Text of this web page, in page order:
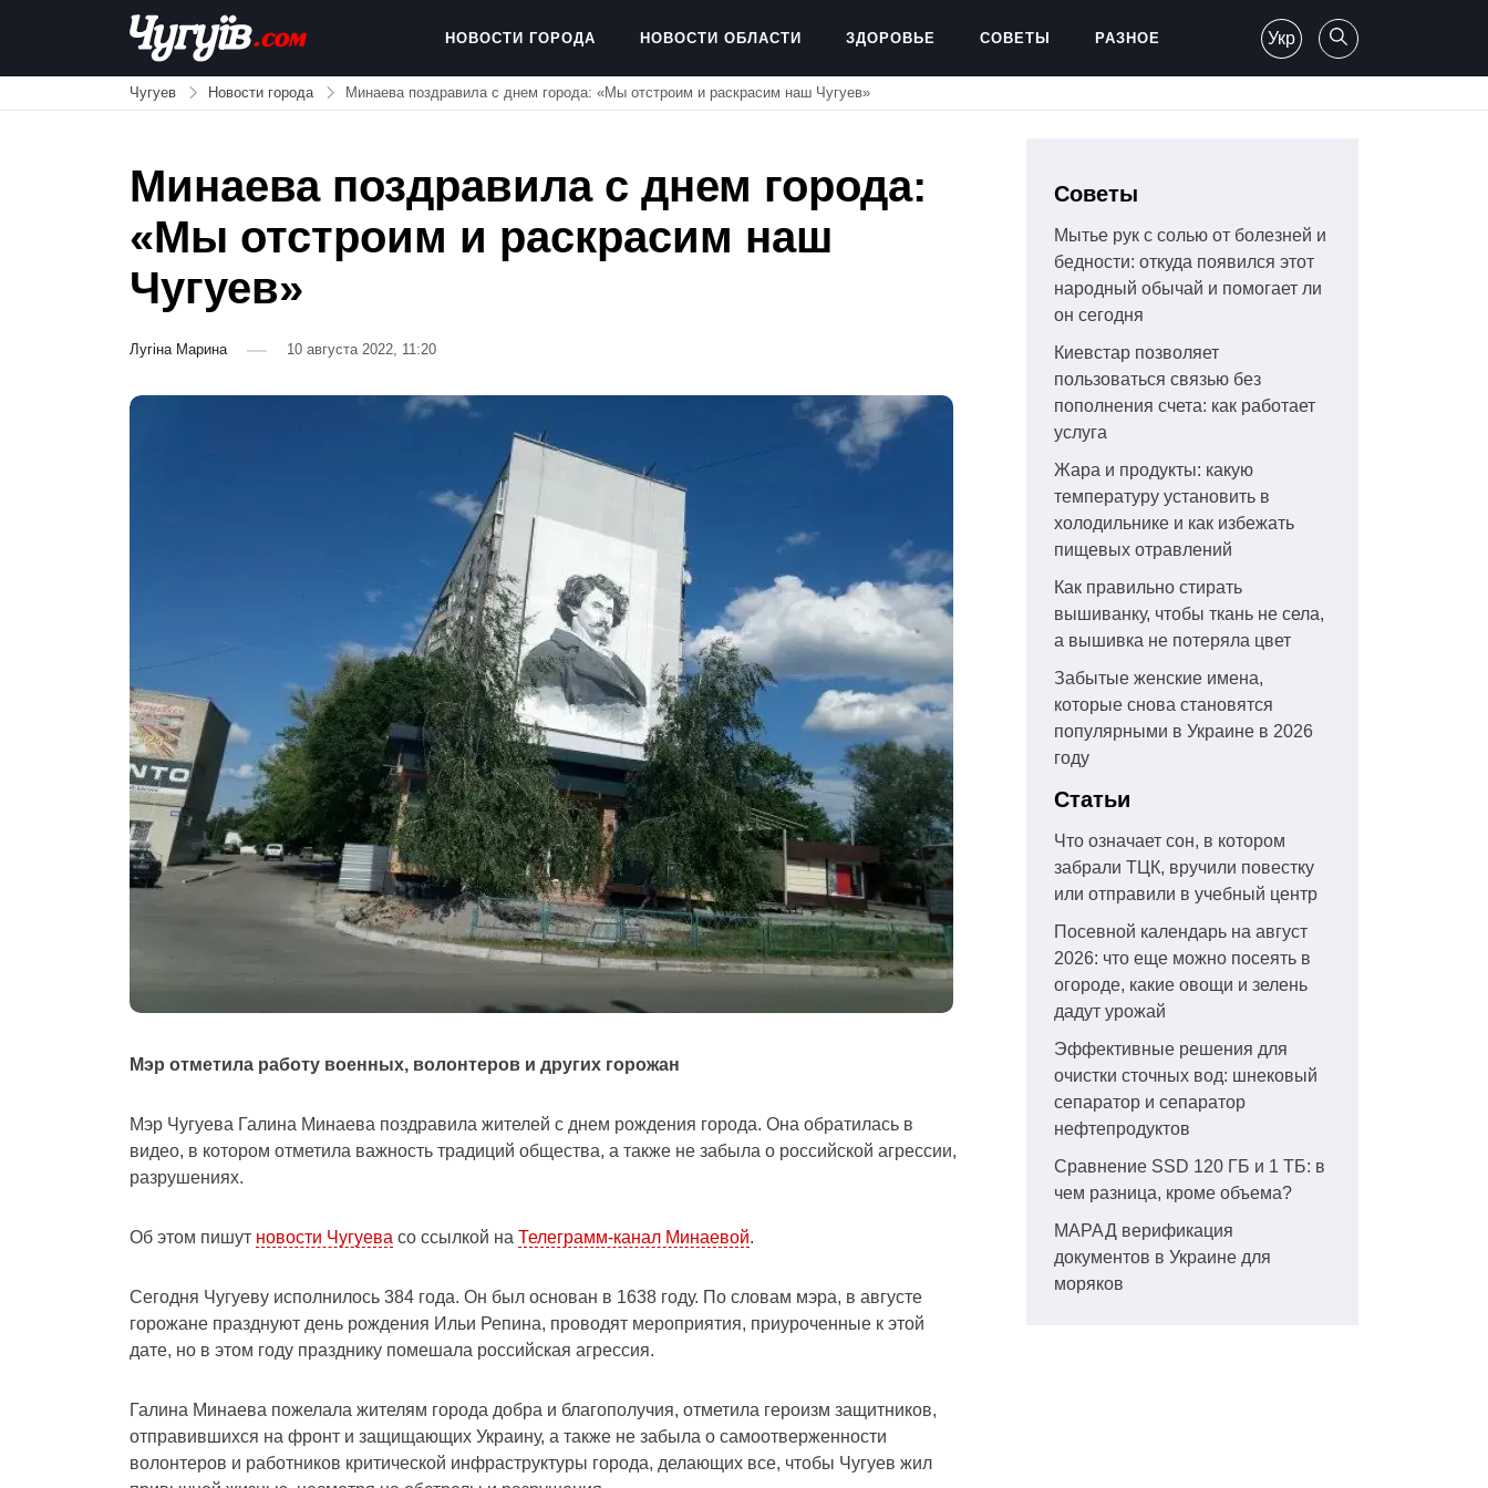
Chuguiv
НОВОСТИ ГОРОДА НОВОСТИ ОБЛАСТИ ЗДОРОВЬЕ СОВЕТЫ РАЗНОЕ Укр
Чугуев Новости города Минаева поздравила с днем ​​города: «Мы отстроим и раскрасим наш Чугуев»
Минаева поздравила с днем ​​города:
«Мы отстроим и раскрасим наш
Чугуев»
Лугіна Марина 10 августа 2022, 11:20
Мэр отметила работу военных, волонтеров и других горожан
Мэр Чугуева Галина Минаева поздравила жителей с днем ​​рождения города. Она обратилась в
видео, в котором отметила важность традиций общества, а также не забыла о российской агрессии,
разрушениях.
Об этом пишут новости Чугуева со ссылкой на Телеграмм-канал Минаевой.
Сегодня Чугуеву исполнилось 384 года. Он был основан в 1638 году. По словам мэра, в августе
горожане празднуют день рождения Ильи Репина, проводят мероприятия, приуроченные к этой
дате, но в этом году празднику помешала российская агрессия.
Галина Минаева пожелала жителям города добра и благополучия, отметила героизм защитников,
отправившихся на фронт и защищающих Украину, а также не забыла о самоотверженности
волонтеров и работников критической инфраструктуры города, делающих все, чтобы Чугуев жил
Советы
Мытье рук с солью от болезней и
бедности: откуда появился этот
народный обычай и помогает ли
он сегодня
Киевстар позволяет
пользоваться связью без
пополнения счета: как работает
услуга
Жара и продукты: какую
температуру установить в
холодильнике и как избежать
пищевых отравлений
Как правильно стирать
вышиванку, чтобы ткань не села,
а вышивка не потеряла цвет
Забытые женские имена,
которые снова становятся
популярными в Украине в 2026
году
Статьи
Что означает сон, в котором
забрали ТЦК, вручили повестку
или отправили в учебный центр
Посевной календарь на август
2026: что еще можно посеять в
огороде, какие овощи и зелень
дадут урожай
Эффективные решения для
очистки сточных вод: шнековый
сепаратор и сепаратор
нефтепродуктов
Сравнение SSD 120 ГБ и 1 ТБ: в
чем разница, кроме объема?
МАРАД верификация
документов в Украине для
моряков